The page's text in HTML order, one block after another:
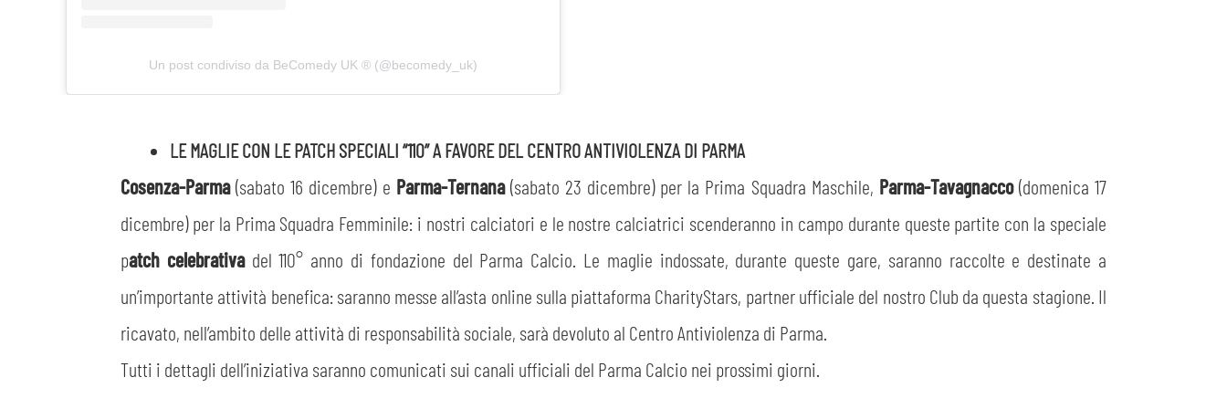
Un post condiviso da BeComedy UK ®️ (@becomedy_uk)
LE MAGLIE CON LE PATCH SPECIALI “110” A FAVORE DEL CENTRO ANTIVIOLENZA DI PARMA
Cosenza-Parma(sabato 16 dicembre) e Parma-Ternana(sabato 23 dicembre) per la Prima Squadra Maschile, Parma-Tavagnacco(domenica 17
dicembre) per la Prima Squadra Femminile: i nostri calciatori e le nostre calciatrici scenderanno in campo durante queste partite con la speciale
patch celebrativadel 110° anno di fondazione del Parma Calcio. Le maglie indossate, durante queste gare, saranno raccolte e destinate a
un’importante attività benefica: saranno messe all’asta online sulla piattaforma CharityStars, partner ufficiale del nostro Club da questa stagione. Il
ricavato, nell’ambito delle attività di responsabilità sociale, sarà devoluto al Centro Antiviolenza di Parma.
Tutti i dettagli dell’iniziativa saranno comunicati sui canali ufficiali del Parma Calcio nei prossimi giorni.